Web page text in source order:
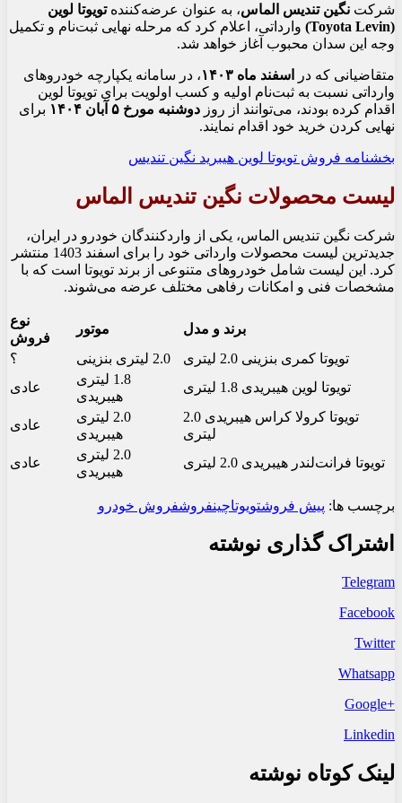
شرکت نگین تندیس الماس، به عنوان عرضه‌کنندهتویوتا لوین
(Toyota Levin)
وارداتی، اعلام کرد که مرحله نهایی ثبت‌نام و تکمیل
وجه این سدان محبوب آغاز خواهد شد.
متقاضیانی که در اسفند ماه ۱۴۰۳
، در سامانه یکپارچه خودروهای
وارداتی نسبت به ثبت‌نام اولیه و کسب اولویت برای تویوتا لوین
اقدام کرده بودند، می‌توانند از روز دوشنبه مورخ ۵ آبان ۱۴۰۴
برای
نهایی کردن خرید خود اقدام نمایند.
بخشنامه فروش تویوتا لوین هیبرید نگین تندیس
لیست محصولات نگین تندیس الماس
شرکت نگین تندیس الماس، یکی از واردکنندگان خودرو در ایران،
جدیدترین لیست محصولات وارداتی خود را برای اسفند 1403 منتشر
کرد. این لیست شامل خودروهای متنوعی از برند تویوتا است که با
مشخصات فنی و امکانات رفاهی مختلف عرضه می‌شوند.
برند و مدل موتور
نوع
فروش
تویوتا کمری بنزینی 2.0 لیتری
2.0 لیتری بنزینی
؟
تویوتا لوین هیبریدی 1.8 لیتری
1.8 لیتری
هیبریدی
عادی
تویوتا کرولا کراس هیبریدی 2.0
لیتری
2.0 لیتری
هیبریدی
عادی
تویوتا فرانت‌لندر هیبریدی 2.0 لیتری
2.0 لیتری
هیبریدی
عادی
برچسب ها: پیش فروشتویوتاچینفروشفروش خودرو
اشتراک گذاری نوشته
Telegram
Facebook
Twitter
Whatsapp
+Google
Linkedin
لینک کوتاه نوشته